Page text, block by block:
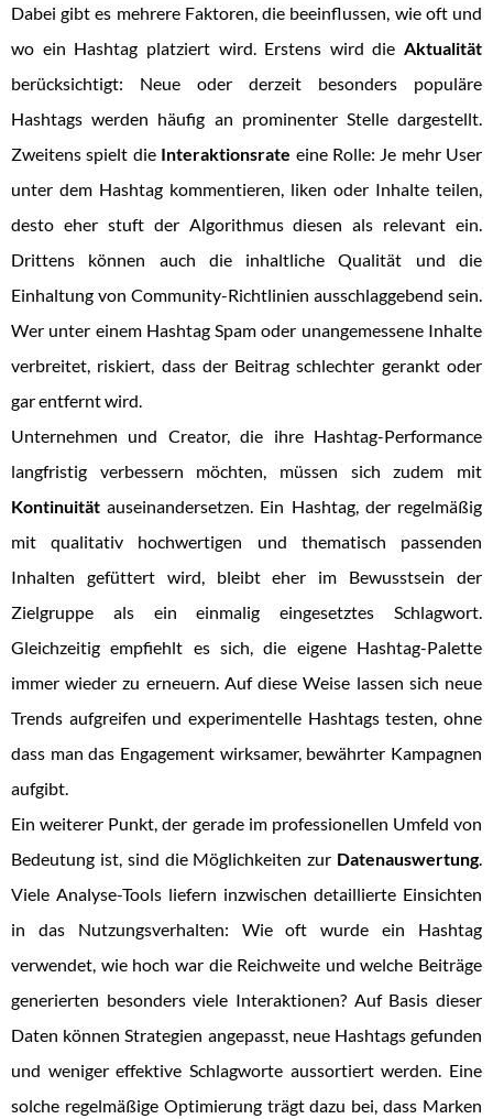
Dabei gibt es mehrere Faktoren, die beeinflussen, wie oft und
wo ein Hashtag platziert wird. Erstens wird die Aktualität
berücksichtigt: Neue oder derzeit besonders populäre
Hashtags werden häufig an prominenter Stelle dargestellt.
Zweitens spielt die Interaktionsrate eine Rolle: Je mehr User
unter dem Hashtag kommentieren, liken oder Inhalte teilen,
desto eher stuft der Algorithmus diesen als relevant ein.
Drittens können auch die inhaltliche Qualität und die
Einhaltung von Community-Richtlinien ausschlaggebend sein.
Wer unter einem Hashtag Spam oder unangemessene Inhalte
verbreitet, riskiert, dass der Beitrag schlechter gerankt oder
gar entfernt wird.
Unternehmen und Creator, die ihre Hashtag-Performance
langfristig verbessern möchten, müssen sich zudem mit
Kontinuität auseinandersetzen. Ein Hashtag, der regelmäßig
mit qualitativ hochwertigen und thematisch passenden
Inhalten gefüttert wird, bleibt eher im Bewusstsein der
Zielgruppe als ein einmalig eingesetztes Schlagwort.
Gleichzeitig empfiehlt es sich, die eigene Hashtag-Palette
immer wieder zu erneuern. Auf diese Weise lassen sich neue
Trends aufgreifen und experimentelle Hashtags testen, ohne
dass man das Engagement wirksamer, bewährter Kampagnen
aufgibt.
Ein weiterer Punkt, der gerade im professionellen Umfeld von
Bedeutung ist, sind die Möglichkeiten zur Datenauswertung.
Viele Analyse-Tools liefern inzwischen detaillierte Einsichten
in das Nutzungsverhalten: Wie oft wurde ein Hashtag
verwendet, wie hoch war die Reichweite und welche Beiträge
generierten besonders viele Interaktionen? Auf Basis dieser
Daten können Strategien angepasst, neue Hashtags gefunden
und weniger effektive Schlagworte aussortiert werden. Eine
solche regelmäßige Optimierung trägt dazu bei, dass Marken